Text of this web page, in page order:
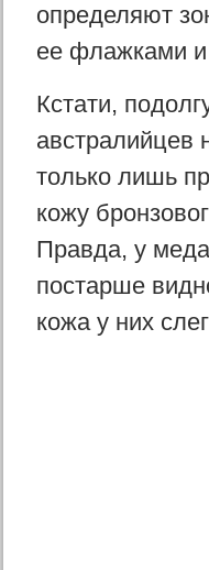
определяют
ее флажками и
Кстати,
австралийцев
только лишь
кожу
Правда, у
постарше
кожа у них